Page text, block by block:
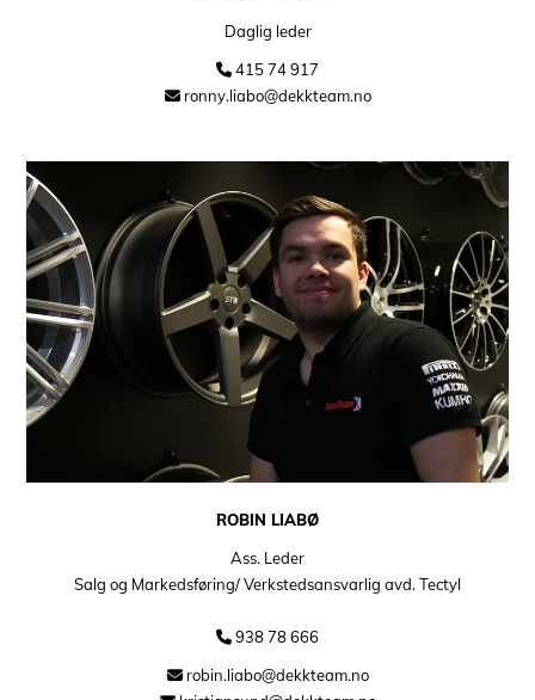
Daglig leder
 415 74 917
 ronny.liabo@dekkteam.no
ROBIN LIABØ
Ass. Leder
Salg og Markedsføring/ Verkstedsansvarlig avd. Tectyl
 938 78 666
robin.liabo@dekkteam.no